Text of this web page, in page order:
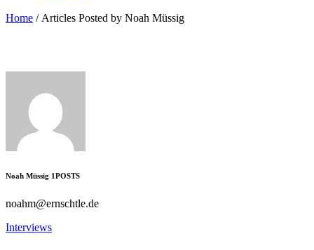
Home / Articles Posted by Noah Müssig
Noah Müssig 1POSTS
noahm@ernschtle.de
Interviews